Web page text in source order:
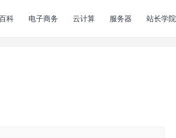
科 电子商务 云计算 服务器 站长学院